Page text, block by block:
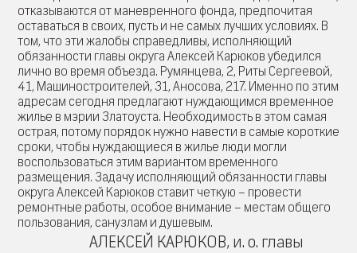
отказываются от маневренного фонда, предпочитая
оставаться в своих, пусть и не самых лучших условиях. В
том, что эти жалобы справедливы, исполняющий
обязанности главы округа Алексей Карюков убедился
лично во время объезда. Румянцева, 2, Риты Сергеевой,
41, Машиностроителей, 31, Аносова, 217. Именно по этим
адресам сегодня предлагают нуждающимся временное
жилье в мэрии Златоуста. Необходимость в этом самая
острая, потому порядок нужно навести в самые короткие
сроки, чтобы нуждающиеся в жилье люди могли
воспользоваться этим вариантом временного
размещения. Задачу исполняющий обязанности главы
округа Алексей Карюков ставит четкую – провести
ремонтные работы, особое внимание – местам общего
пользования, санузлам и душевым.
АЛЕКСЕЙ КАРЮКОВ, и. о. главы